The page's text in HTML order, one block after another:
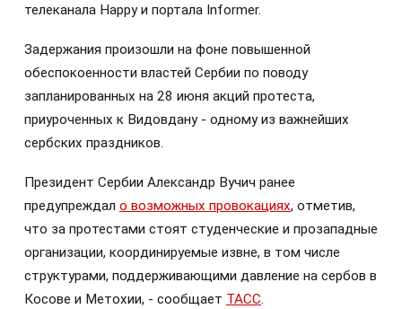
телеканала Happy и портала Informer.
Задержания произошли на фоне повышенной
обеспокоенности властей Сербии по поводу
запланированных на 28 июня акций протеста,
приуроченных к Видовдану - одному из важнейших
сербских праздников.
Президент Сербии Александр Вучич ранее
предупреждал о возможных провокациях, отметив,
что за протестами стоят студенческие и прозападные
организации, координируемые извне, в том числе
структурами, поддерживающими давление на сербов в
Косове и Метохии, - сообщает ТАСС.